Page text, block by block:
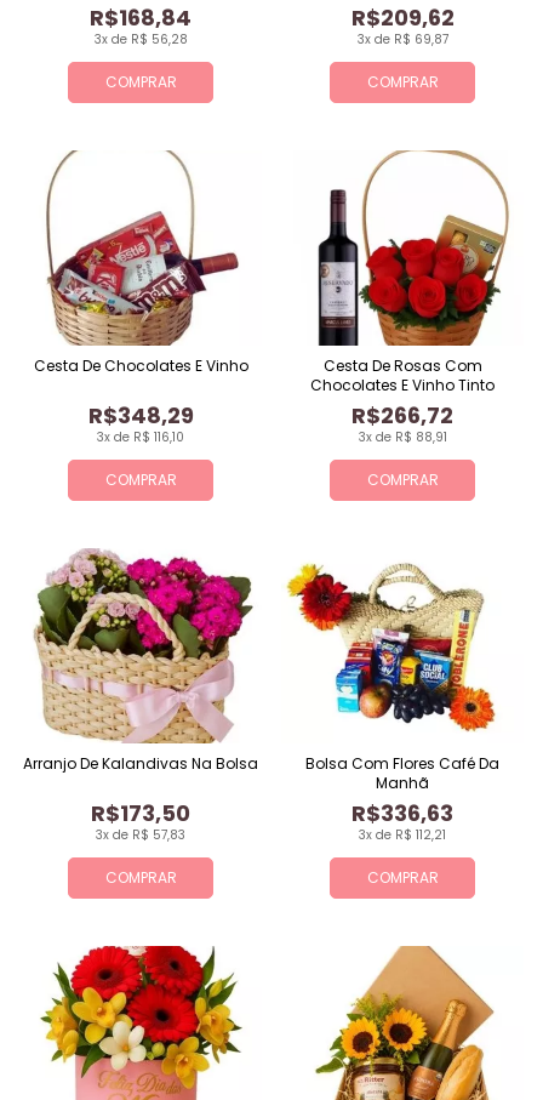
COMPRAR
3x de R$ 56,28
R$168,84
COMPRAR
3x de R$ 69,87
R$209,62
COMPRAR
3x de R$ 116,10
R$348,29
Cesta De Chocolates E Vinho
COMPRAR
3x de R$ 88,91
R$266,72
Cesta De Rosas Com
Chocolates E Vinho Tinto
COMPRAR
3x de R$ 57,83
R$173,50
Arranjo De Kalandivas Na Bolsa
COMPRAR
3x de R$ 112,21
R$336,63
Bolsa Com Flores Café Da
Manhã